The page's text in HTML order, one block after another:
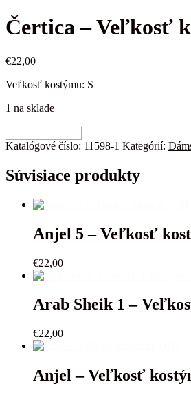
Čertica – Veľkosť
€22,00
Veľkosť kostýmu: S
1 na sklade
Čertica
Veľkosť
kostýmu:
Katalógové číslo: 11598-1 Kategórií:
Súvisiace produkty
Anjel 5 – Veľkosť
€22,00
Arab Sheik 1 –
€22,00
Anjel – Veľkosť